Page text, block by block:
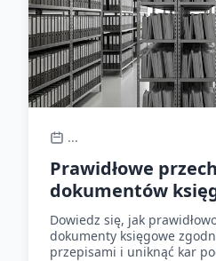
...
Prawidłowe
dokumentów
roku
Dowiedz się, jak
dokumenty księgowe
przepisami i uniknąć kar